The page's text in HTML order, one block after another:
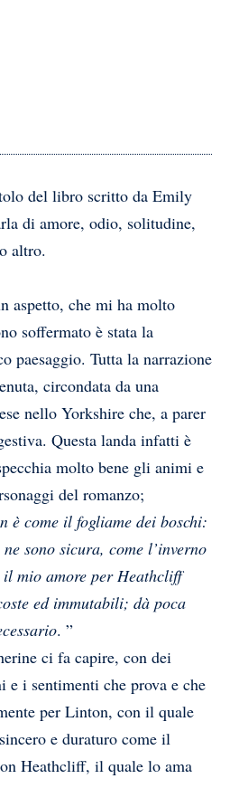
del libro scritto da Emily
di amore, odio, solitudine,
altro.
aspetto, che mi ha molto
soffermato è stata la
paesaggio. Tutta la narrazione
circondata da una
nello Yorkshire che, a parer
Questa landa infatti è
molto bene gli animi e
del romanzo;
è come il fogliame dei boschi:
sono sicura, come l’inverno
mio amore per Heathcliff
ed immutabili; dà poca
. ”
ci fa capire, con dei
i sentimenti che prova e che
per Linton, con il quale
e duraturo come il
Heathcliff, il quale lo ama